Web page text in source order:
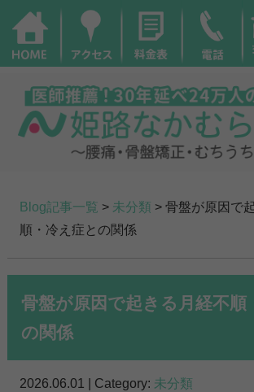
Blog記事一覧 > 未分類 > 骨盤が原因で
順・冷え症との関係
骨盤が原因で起きる月経不順
の関係
2026.06.01 | Category: 未分類